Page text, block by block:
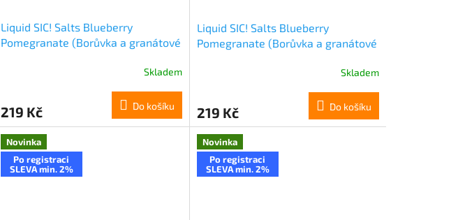
Liquid SIC! Salts Blueberry
Pomegranate (Borůvka a granátové
Skladem
219 Kč Do košíku
Liquid SIC! Salts Blueberry
Pomegranate (Borůvka a granátové
Skladem
219 Kč Do košíku
Novinka
Po registraci
SLEVA min. 2%
Novinka
Po registraci
SLEVA min. 2%